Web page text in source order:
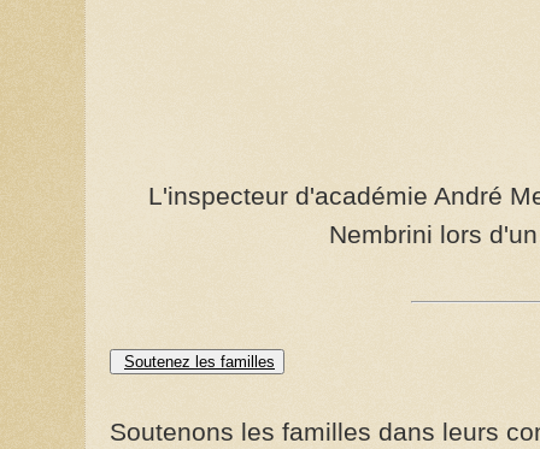
L'inspecteur d'académie André
Nembrini lors
Soutenez les familles
Soutenons les familles dans leurs